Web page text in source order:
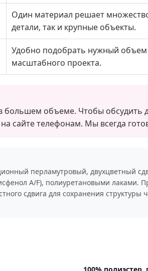
Один материал решает
детали, так и крупные объекты.
Удобно подобрать нужный объем
масштабного проекта.
объеме. Чтобы обсудить
сайте телефонам. Мы всегда
перламутровый, двухцветный
А/F), полиуретановыми лаками.
сдвига для сохранения